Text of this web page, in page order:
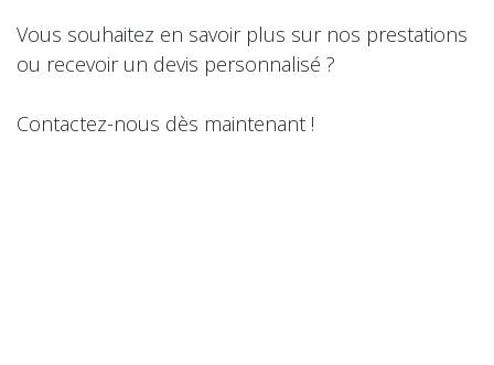
Vous souhaitez en savoir plus sur nos prestations
ou recevoir un devis personnalisé ?
Contactez-nous dès maintenant !